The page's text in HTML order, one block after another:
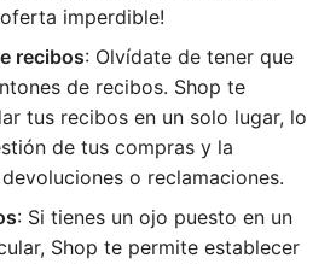
imperdible!
recibos: Olvídate de tener que
de recibos. Shop te
tus recibos en un solo lugar, lo
de tus compras y la
o reclamaciones.
: Si tienes un ojo puesto en un
Shop te permite establecer